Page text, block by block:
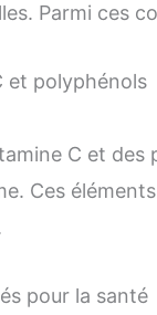
Parmi ces
et polyphénols
C et
Ces
pour la santé